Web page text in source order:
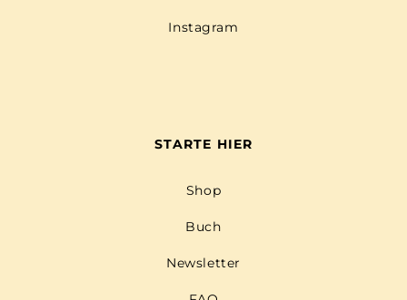
Instagram
STARTE HIER
Shop
Buch
Newsletter